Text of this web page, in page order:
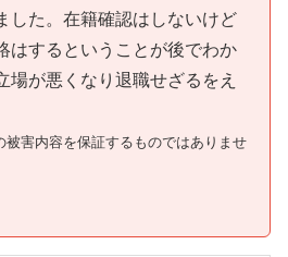
した。在籍確認はしないけど
はするということが後でわか
場が悪くなり退職せざるをえ
害内容を保証するものではありませ